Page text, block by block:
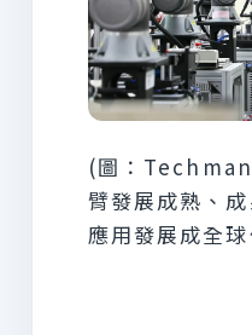
(圖：
臂發展成熟、
應用發展成全